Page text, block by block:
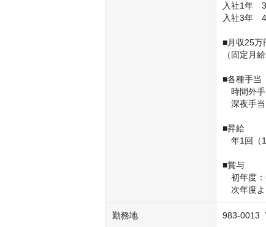
入社1年　
入社3年　
■月収25万
（固定月
■各種手当
時間外手
深夜手当
■昇給
年1回（1
■賞与
初年度：
次年度よ
勤務地
983-0013